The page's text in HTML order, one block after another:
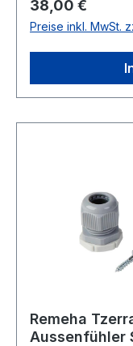
Regulärer Preis:
38,00 €
Preise inkl. MwSt.
Remeha
Aussenfühler